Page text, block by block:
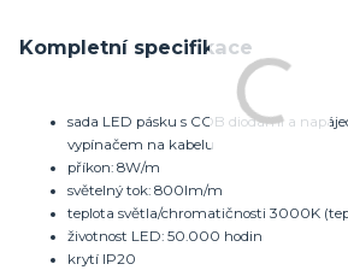
Kompletní specifikace
sada LED pásku s COB diodami a
vypínačem na kabelu
příkon: 8W/m
světelný tok: 800lm/m
teplota světla/chromatičnosti 3000K
životnost LED: 50.000 hodin
krytí IP20